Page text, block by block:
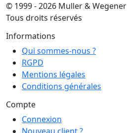
© 1999 - 2026 Muller & Wegener
Tous droits réservés
Informations
Qui sommes-nous ?
RGPD
Mentions légales
Conditions générales
Compte
Connexion